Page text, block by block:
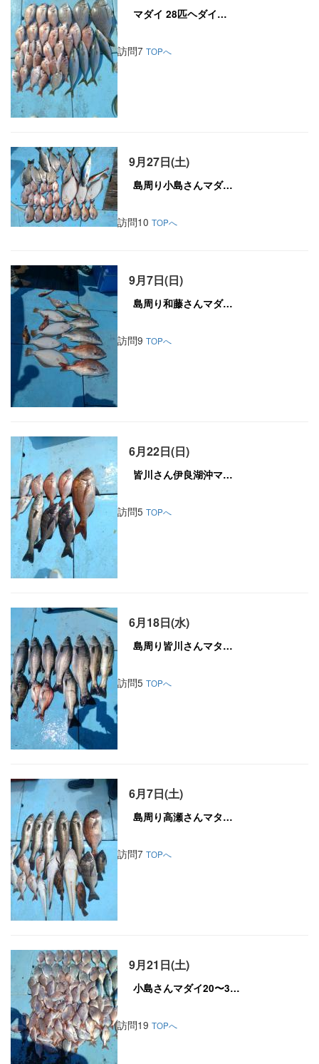
訪問7 TOPへ
9月27日(土)
訪問10 TOPへ
9月7日(日)
訪問9 TOPへ
6月22日(日)
訪問5 TOPへ
6月18日(水)
訪問5 TOPへ
6月7日(土)
訪問7 TOPへ
9月21日(土)
訪問19 TOPへ